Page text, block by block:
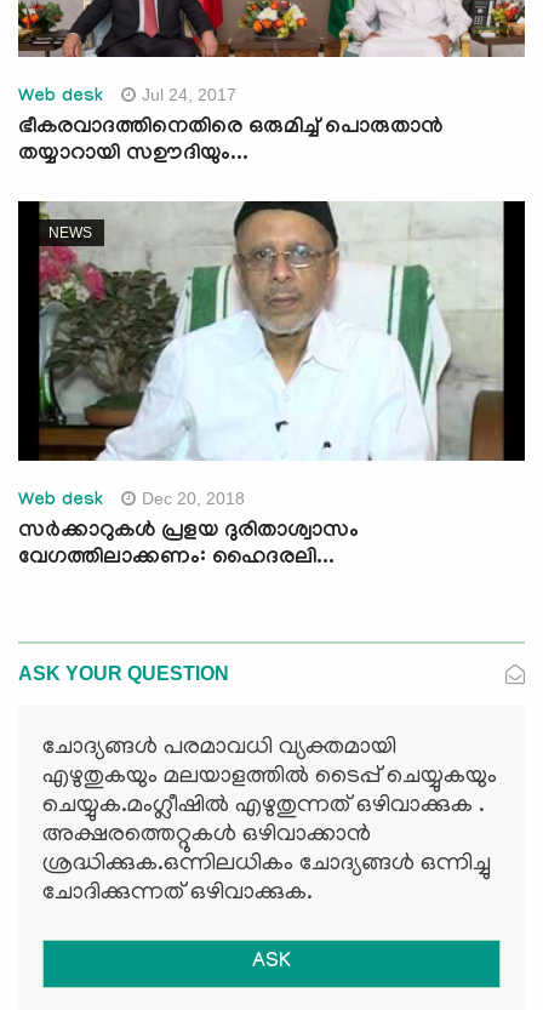
Web desk Jul 24, 2017
ഭീകരവാദത്തിനെതിരെ ഒരുമിച്ച് പൊരുതാന്‍
തയ്യാറായി സഊദിയും...
NEWS
Web desk Dec 20, 2018
സര്‍ക്കാറുകള്‍ പ്രളയ ദുരിതാശ്വാസം
വേഗത്തിലാക്കണം: ഹൈദരലി...
ASK YOUR QUESTION
ചോദ്യങ്ങള്‍ പരമാവധി വ്യക്തമായി
എഴുതുകയും മലയാളത്തില്‍ ടൈപ്പ് ചെയ്യുകയും
ചെയ്യുക.മംഗ്ലീഷില്‍ എഴുതുന്നത് ഒഴിവാക്കുക .
അക്ഷരത്തെറ്റുകള്‍ ഒഴിവാക്കാന്‍
ശ്രദ്ധിക്കുക.ഒന്നിലധികം ചോദ്യങ്ങള്‍ ഒന്നിച്ചു
ചോദിക്കുന്നത് ഒഴിവാക്കുക.
ASK